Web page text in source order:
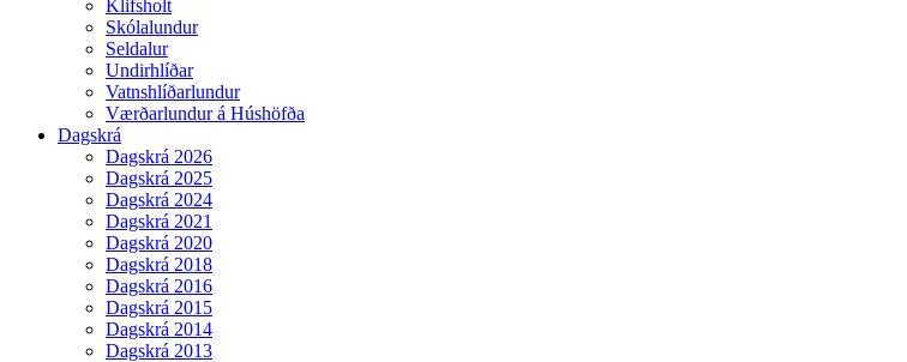
Klifsholt
Skólalundur
Seldalur
Undirhlíðar
Vatnshlíðarlundur
Værðarlundur á Húshöfða
Dagskrá
Dagskrá 2026
Dagskrá 2025
Dagskrá 2024
Dagskrá 2021
Dagskrá 2020
Dagskrá 2018
Dagskrá 2016
Dagskrá 2015
Dagskrá 2014
Dagskrá 2013